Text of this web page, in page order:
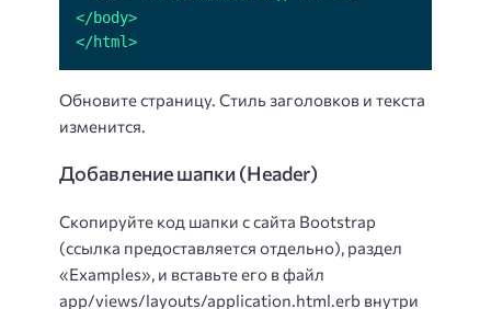
</html>
Обновите страницу. Стиль заголовков и текста
изменится.
Добавление шапки (Header)
Скопируйте код шапки с сайта Bootstrap
(ссылка предоставляется отдельно), раздел
«Examples», и вставьте его в файл
app/views/layouts/application.html.erb внутри